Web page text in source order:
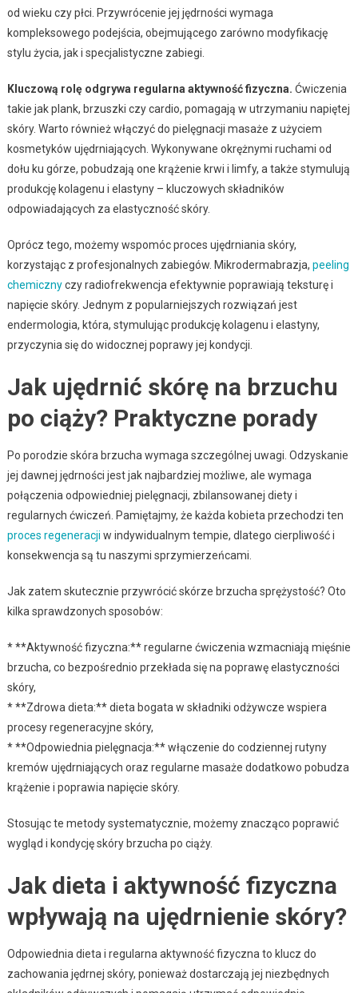
od wieku czy płci. Przywrócenie jej jędrności wymaga
kompleksowego podejścia, obejmującego zarówno modyfikację
stylu życia, jak i specjalistyczne zabiegi.
Kluczową rolę odgrywa regularna aktywność fizyczna. Ćwiczenia
takie jak plank, brzuszki czy cardio, pomagają w utrzymaniu napiętej
skóry. Warto również włączyć do pielęgnacji masaże z użyciem
kosmetyków ujędrniających. Wykonywane okrężnymi ruchami od
dołu ku górze, pobudzają one krążenie krwi i limfy, a także stymulują
produkcję kolagenu i elastyny – kluczowych składników
odpowiadających za elastyczność skóry.
Oprócz tego, możemy wspomóc proces ujędrniania skóry,
korzystając z profesjonalnych zabiegów. Mikrodermabrazja, peeling
chemicznyczy radiofrekwencja efektywnie poprawiają teksturę i
napięcie skóry. Jednym z popularniejszych rozwiązań jest
endermologia, która, stymulując produkcję kolagenu i elastyny,
przyczynia się do widocznej poprawy jej kondycji.
Jak ujędrnić skórę na brzuchu
po ciąży? Praktyczne porady
Po porodzie skóra brzucha wymaga szczególnej uwagi. Odzyskanie
jej dawnej jędrności jest jak najbardziej możliwe, ale wymaga
połączenia odpowiedniej pielęgnacji, zbilansowanej diety i
regularnych ćwiczeń. Pamiętajmy, że każda kobieta przechodzi ten
proces regeneracji w indywidualnym tempie, dlatego cierpliwość i
konsekwencja są tu naszymi sprzymierzeńcami.
Jak zatem skutecznie przywrócić skórze brzucha sprężystość? Oto
kilka sprawdzonych sposobów:
* **Aktywność fizyczna:** regularne ćwiczenia wzmacniają mięśnie
brzucha, co bezpośrednio przekłada się na poprawę elastyczności
skóry,
* **Zdrowa dieta:** dieta bogata w składniki odżywcze wspiera
procesy regeneracyjne skóry,
* **Odpowiednia pielęgnacja:** włączenie do codziennej rutyny
kremów ujędrniających oraz regularne masaże dodatkowo pobudza
krążenie i poprawia napięcie skóry.
Stosując te metody systematycznie, możemy znacząco poprawić
wygląd i kondycję skóry brzucha po ciąży.
Jak dieta i aktywność fizyczna
wpływają na ujędrnienie skóry?
Odpowiednia dieta i regularna aktywność fizyczna to klucz do
zachowania jędrnej skóry, ponieważ dostarczają jej niezbędnych